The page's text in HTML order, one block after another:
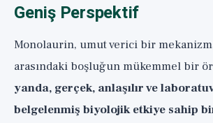
Geniş Perspektif
Monolaurin, umut verici bir
arasındaki boşluğun mükemmel bir
yanda, gerçek, anlaşılır ve
belgelenmiş biyolojik etkiye sahip